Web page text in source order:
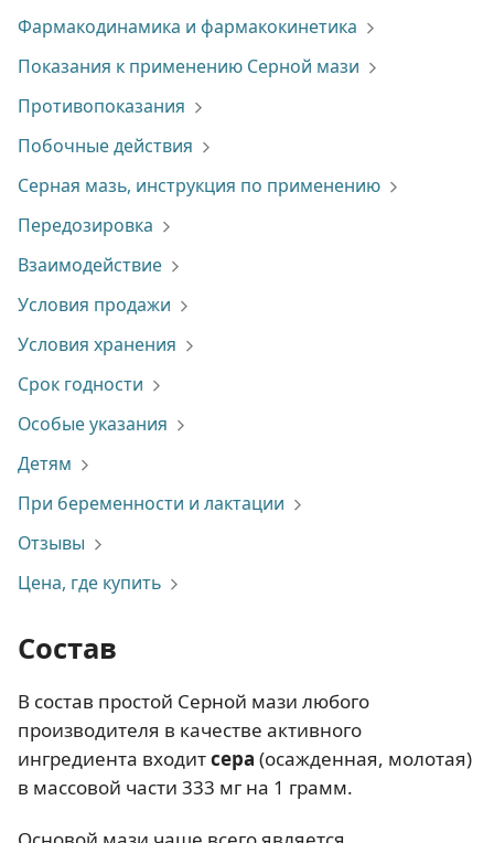
Фармакодинамика и фармакокинетика
Показания к применению Серной мази
Противопоказания
Побочные действия
Серная мазь, инструкция по применению
Передозировка
Взаимодействие
Условия продажи
Условия хранения
Срок годности
Особые указания
Детям
При беременности и лактации
Отзывы
Цена, где купить
Состав
В состав простой Серной мази любого
производителя в качестве активного
ингредиента входитсера (осажденная, молотая)
в массовой части 333 мг на 1 грамм.